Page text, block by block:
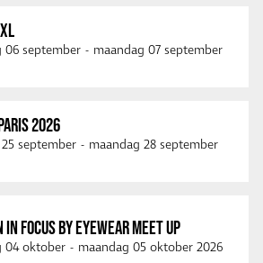
06 september - maandag 07 september
2026
september - maandag 28 september
IN FOCUS BY EYEWEAR MEET UP
04 oktober - maandag 05 oktober 2026